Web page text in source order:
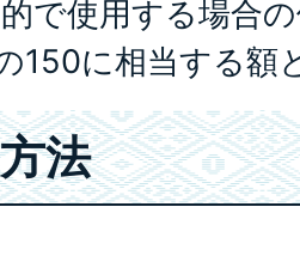
で使用する場合
150に相当する額
法